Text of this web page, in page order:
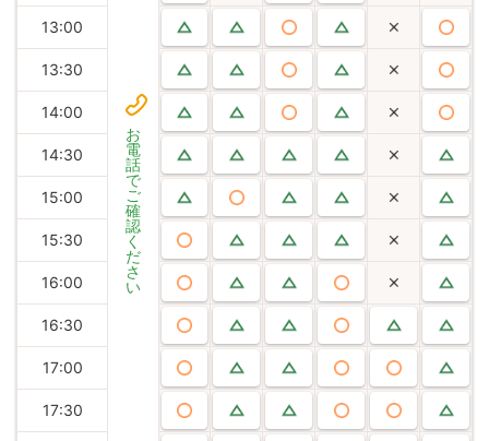
お
電
話
で
ご
確
認
く
だ
さ
い
13:00
13:30
14:00
14:30
15:00
15:30
16:00
16:30
17:00
17:30